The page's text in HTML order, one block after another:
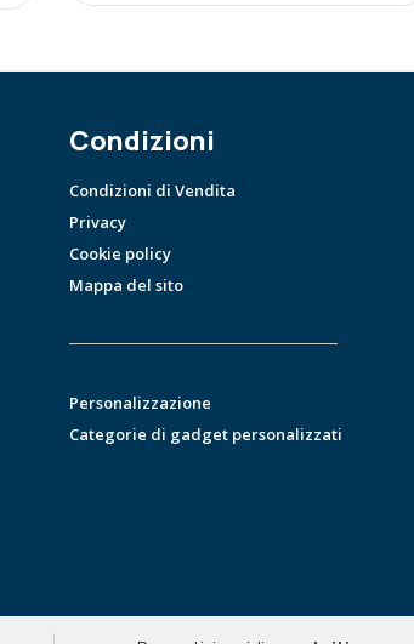
Condizioni
Condizioni di Vendita
Privacy
Cookie policy
Mappa del sito
Personalizzazione
Categorie di gadget personalizzati